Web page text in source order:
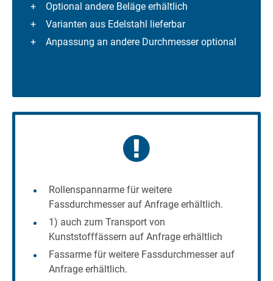
Optional andere Beläge erhältlich
Varianten aus Edelstahl lieferbar
Anpassung an andere Durchmesser optional
Rollenspannarme für weitere
Fassdurchmesser auf Anfrage erhältlich.
1) auch zum Transport von
Kunststofffässern auf Anfrage erhältlich
Fassarme für weitere Fassdurchmesser auf
Anfrage erhältlich.